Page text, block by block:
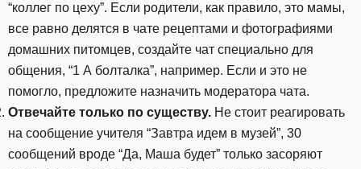
“коллег по цеху”. Если родители, как правило, это мамы,
все равно делятся в чате рецептами и фотографиями
домашних питомцев, создайте чат специально для
общения, “1 А болталка”, например. Если и это не
помогло, предложите назначить модератора чата.
Отвечайте только по существу. Не стоит реагировать
на сообщение учителя “Завтра идем в музей”, 30
сообщений вроде “Да, Маша будет” только засоряют